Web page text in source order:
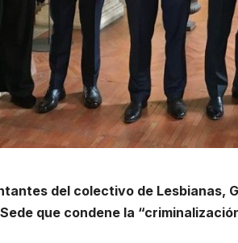
del colectivo de Lesbianas,
que condene la